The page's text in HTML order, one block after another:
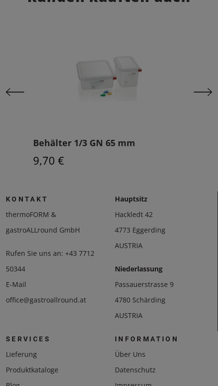
Behälter 1/3 GN 65 mm
9,70 €
KONTAKT
thermoFORM &
gastroALLround GmbH
Rufen Sie uns an: +43 7712
50344
E-Mail
office@gastroallround.at
Hauptsitz
Hackledt 42
4773 Eggerding
AUSTRIA
Niederlassung
Passauerstrasse 9
4780 Schärding
AUSTRIA
SERVICES
Lieferung
Produktkataloge
INFORMATION
Über Uns
Datenschutz